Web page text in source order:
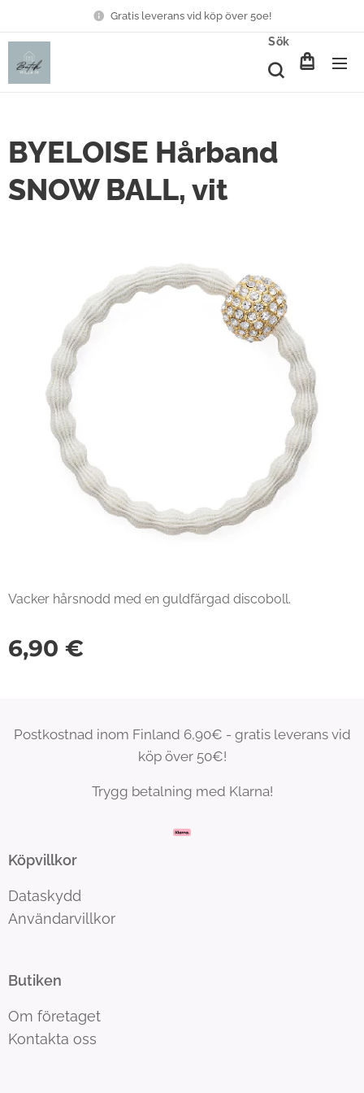
Gratis leverans vid köp över 50e!
Sök
BYELOISE Hårband
SNOW BALL, vit
Vacker hårsnodd med en guldfärgad discoboll.
6,90 €
Postkostnad inom Finland 6,90€ - gratis leverans vid
köp över 50€!
Trygg betalning med Klarna!
Köpvillkor
Dataskydd
Användarvillkor
Butiken
Om företaget
Kontakta oss